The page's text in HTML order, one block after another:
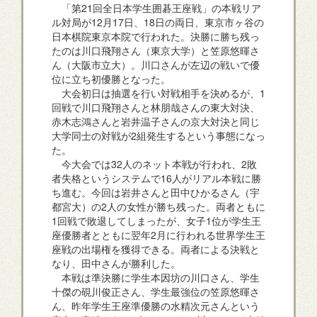
「第21回全日本学生囲碁王座戦」の本戦リア
ル対局が12月17日、18日の両日、東京市ヶ谷の
日本棋院東京本院で行われた。決勝に勝ち残っ
たのは川口飛翔さん（東京大学）と笠原悠暉さ
ん（大阪市立大）。川口さんが左辺の戦いで優
位に立ち初優勝となった。
大会初日は抽選を行い対戦相手を決めるが、1
回戦で川口飛翔さんと林朋哉さんの東大対決、
赤木志鴻さんと岩井温子さんの京大対決と同じ
大学同士の対戦が2組発生するという事態になっ
た。
今大会では32人のネット本戦が行われ、2敗
者失格というシステムで16人がリアル本戦に勝
ち進む。今回は岩井さんと田中ひかるさん（宇
都宮大）の2人の女性が勝ち残った。両者ともに
1回戦で敗退してしまったが、女子1位が学生王
座優勝者とともに翌年2月に行われる世界学生王
座戦の出場権を獲得できる。両者による決戦と
なり、田中さんが勝利した。
本戦は準決勝に学生本因坊の川口さん、学生
十傑の硯川俊正さん、学生最強位の笠原悠暉さ
ん、昨年学生王座準優勝の水精次元さんという